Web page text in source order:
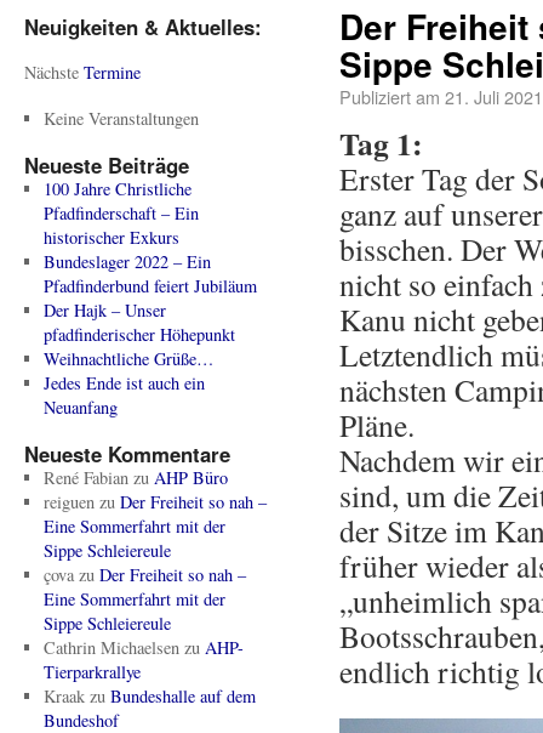
Der
Sippe
Publiziert am 21. Juli 2021
Tag 1:
Erster Tag der
ganz auf
bisschen. Der
nicht so
Kanu nicht
Letztendlich
nächsten
Pläne.
Nachdem wir
sind, um die
der Sitze im
früher wieder
„unheimlich
endlich richtig
Neuigkeiten & Aktuelles:
Nächste Termine
Keine Veranstaltungen
Neueste Beiträge
100 Jahre Christliche
Pfadfinderschaft – Ein
historischer Exkurs
Bundeslager 2022 – Ein
Pfadfinderbund feiert Jubiläum
Der Hajk – Unser
pfadfinderischer Höhepunkt
Weihnachtliche Grüße…
Jedes Ende ist auch ein
Neuanfang
Neueste Kommentare
René Fabianzu AHP Büro
reiguenzu Der Freiheit so nah –
Eine Sommerfahrt mit der
Sippe Schleiereule
çovazu Der Freiheit so nah –
Eine Sommerfahrt mit der
Sippe Schleiereule
Cathrin Michaelsenzu AHP-
Tierparkrallye
Kraakzu Bundeshalle auf dem
Bundeshof